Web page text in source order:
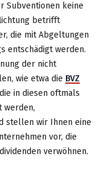
Subventionen keine
betrifft
die mit Abgeltungen
entschädigt werden.
der nicht
wie etwa die BVZ
in diesen oftmals
werden,
stellen wir Ihnen eine
vor, die
verwöhnen.